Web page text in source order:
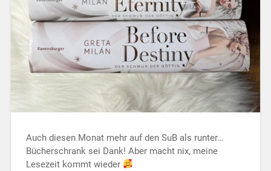
Auch diesen Monat mehr auf den SuB als runter…
Bücherschrank sei Dank! Aber macht nix, meine
Lesezeit kommt wieder